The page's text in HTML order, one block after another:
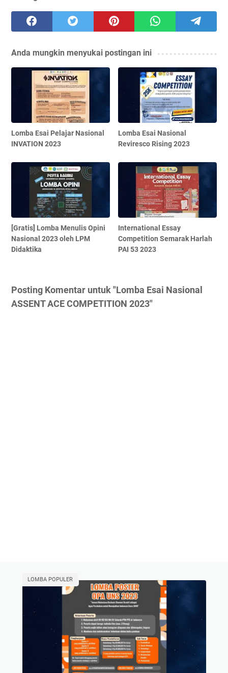
Anda mungkin menyukai postingan ini
Lomba Esai Pelajar Nasional
INVATION 2023
Lomba Esai Nasional
Reviresco Rising 2023
[Gratis] Lomba Menulis Opini
Nasional 2023 oleh LPM
Didaktika
International Essay
Competition Semarak Harlah
PAI 53 2023
Posting Komentar untuk "Lomba Esai Nasional
ASSENT ACE COMPETITION 2023"
LOMBA POPULER